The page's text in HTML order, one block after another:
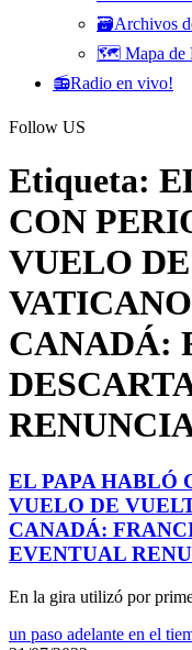
🗃️Archivos
🗺️ Mapa de
📻Radio en vivo!
Follow US
Etiqueta:
CON
VUELO
CANADÁ:
EL PAPA HABLÓ
VUELO DE
CANADÁ:
EVENTUAL
En la gira utilizó por
un paso adelante en el